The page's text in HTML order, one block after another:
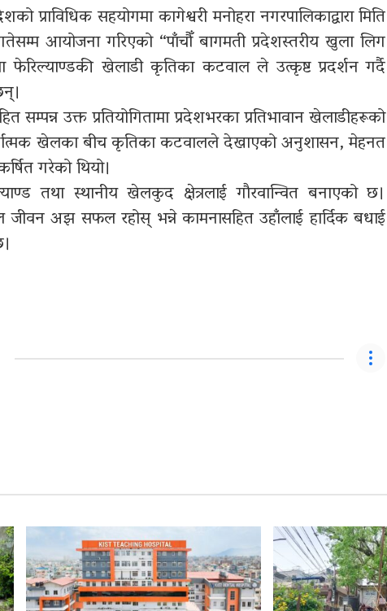
प्राविधिक सहयोगमा कागेश्वरी मनोहरा नगरपालिकाद्वारा मिति
आयोजना गरिएको “पाँचौँ बागमती प्रदेशस्तरीय खुला लिग
फेरिल्याण्डकी खेलाडी कृतिका कटवाल ले उत्कृष्ट प्रदर्शन गर्दै
सम्पन्न उक्त प्रतियोगितामा प्रदेशभरका प्रतिभावान खेलाडीहरूको
खेलका बीच कृतिका कटवालले देखाएको अनुशासन, मेहनत
गरेको थियो।
तथा स्थानीय खेलकुद क्षेत्रलाई गौरवान्वित बनाएको छ।
अझ सफल रहोस् भन्ने कामनासहित उहाँलाई हार्दिक बधाई